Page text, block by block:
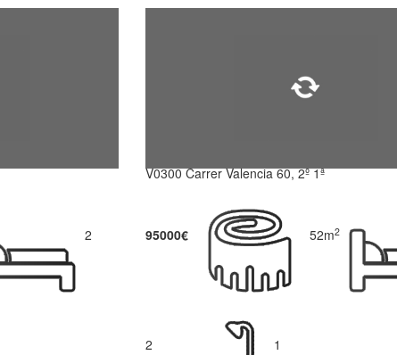
2
V0300 Carrer Valencia 60, 2º 1ª
95000€ 52m2
2 1